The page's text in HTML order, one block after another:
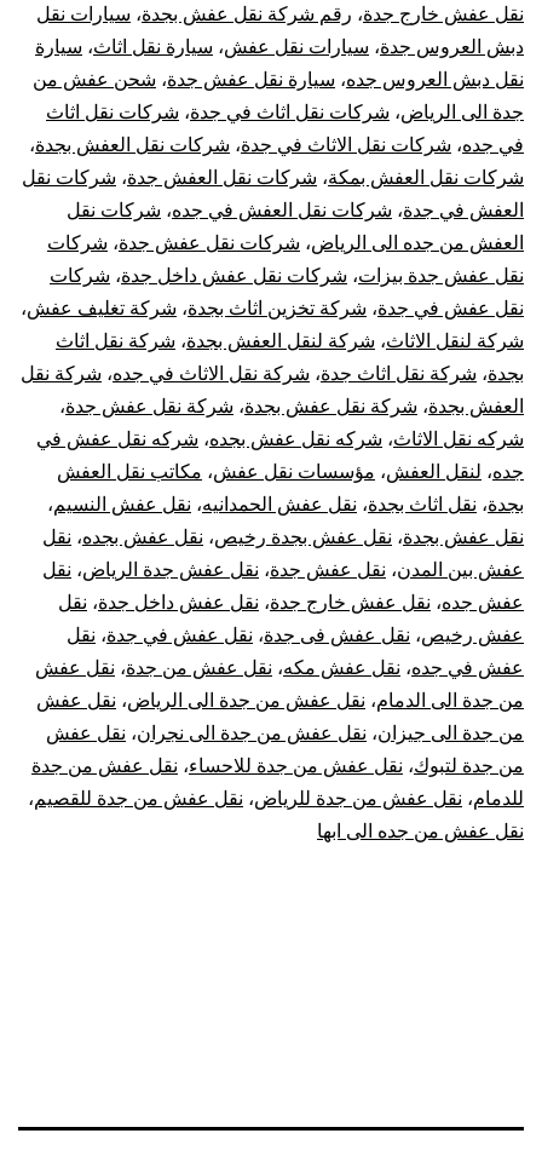
نقل عفش خارج جدة، رقم شركة نقل عفش بجدة، سيارات نقل
دبش العروس جدة، سيارات نقل عفش، سيارة نقل اثاث، سيارة
نقل دبش العروس جده، سيارة نقل عفش جدة، شحن عفش من
جدة الى الرياض، شركات نقل اثاث في جدة، شركات نقل اثاث
في جده، شركات نقل الاثاث في جدة، شركات نقل العفش بجدة،
شركات نقل العفش بمكة، شركات نقل العفش جدة، شركات نقل
العفش في جدة، شركات نقل العفش في جده، شركات نقل
العفش من جده الى الرياض، شركات نقل عفش جدة، شركات
نقل عفش جدة بيزات، شركات نقل عفش داخل جدة، شركات
نقل عفش في جدة، شركة تخزين اثاث بجدة، شركة تغليف عفش،
شركة لنقل الاثاث، شركة لنقل العفش بجدة، شركة نقل اثاث
بجدة، شركة نقل اثاث جدة، شركة نقل الاثاث في جده، شركة نقل
العفش بجدة، شركة نقل عفش بجدة، شركة نقل عفش جدة،
شركه نقل الاثاث، شركه نقل عفش بجده، شركه نقل عفش في
جده، لنقل العفش، مؤسسات نقل عفش، مكاتب نقل العفش
بجدة، نقل اثاث بجدة، نقل عفش الحمدانيه، نقل عفش النسيم،
نقل عفش بجدة، نقل عفش بجدة رخيص، نقل عفش بجده، نقل
عفش بين المدن، نقل عفش جدة، نقل عفش جدة الرياض، نقل
عفش جده، نقل عفش خارج جدة، نقل عفش داخل جدة، نقل
عفش رخيص، نقل عفش فى جدة، نقل عفش في جدة، نقل
عفش في جده، نقل عفش مكه، نقل عفش من جدة، نقل عفش
من جدة الى الدمام، نقل عفش من جدة الى الرياض، نقل عفش
من جدة الى جيزان، نقل عفش من جدة الى نجران، نقل عفش
من جدة لتبوك، نقل عفش من جدة للاحساء، نقل عفش من جدة
للدمام، نقل عفش من جدة للرياض، نقل عفش من جدة للقصيم،
نقل عفش من جده الى ابها